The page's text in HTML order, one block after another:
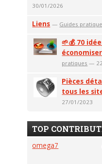
30/01/2026
Liens — Guides
🌱💰 70
pratiques —
Pièces
tous les
27/01/2023
TOP
omega7